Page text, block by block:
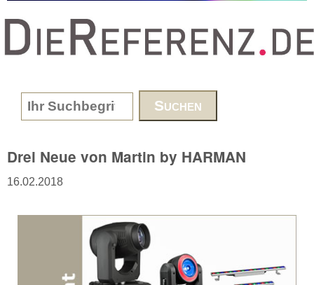
www.DieReferenz.de
Search form
Drei Neue von Martin by HARMAN
16.02.2018